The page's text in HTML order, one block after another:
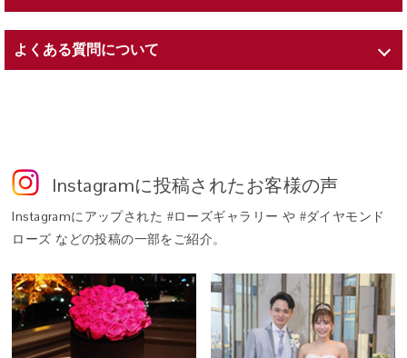
商品紹介
６営業日〜10営業日でのお届け
ますので予めご了承ください
よくある質問について
生花に化粧品にも用いられる保湿剤や染料を吸収させることで、色
鮮やかで瑞々しい花姿を、長期間そのままに愉しめるよう仕立てた
特別な花。それがプリザーブドフラワーです。
A. 世界最高級のプリザーブドローズ「アモローサ®」の中から、ロ
ーズギャラリーがさらに厳選した、生命力と美しさを湛える特別な
一輪だけに与えられる称号──それが「タイムレスローズ」です。
その名には「時代を超えて咲き続ける、普遍的な美しさ」という意
Instagramに投稿されたお客様の声
Instagramにアップされた #ローズギャラリー や #ダイヤモンド
ローズ などの投稿の一部をご紹介。